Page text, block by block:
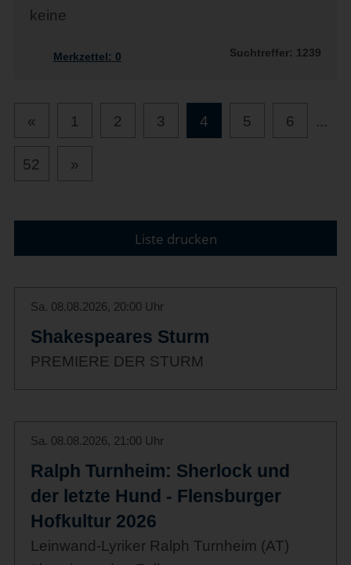
keine
Merkzettel: 0 Suchtreffer: 1239
« 1 2 3 4 5 6 ...
52 »
Liste drucken
Sa. 08.08.2026, 20:00 Uhr
Shakespeares Sturm
PREMIERE DER STURM
Sa. 08.08.2026, 21:00 Uhr
Ralph Turnheim: Sherlock und
der letzte Hund - Flensburger
Hofkultur 2026
Leinwand-Lyriker Ralph Turnheim (AT)